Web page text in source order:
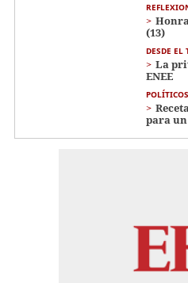
(13)
DESDE EL
La
ENEE
POLÍTICOS
para